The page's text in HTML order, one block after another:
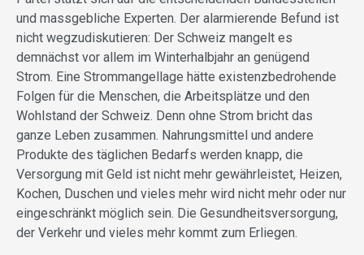
und massgebliche Experten. Der alarmierende Befund ist
nicht wegzudiskutieren: Der Schweiz mangelt es
demnächst vor allem im Winterhalbjahr an genügend
Strom. Eine Strommangellage hätte existenzbedrohende
Folgen für die Menschen, die Arbeitsplätze und den
Wohlstand der Schweiz. Denn ohne Strom bricht das
ganze Leben zusammen. Nahrungsmittel und andere
Produkte des täglichen Bedarfs werden knapp, die
Versorgung mit Geld ist nicht mehr gewährleistet, Heizen,
Kochen, Duschen und vieles mehr wird nicht mehr oder nur
eingeschränkt möglich sein. Die Gesundheitsversorgung,
der Verkehr und vieles mehr kommt zum Erliegen.